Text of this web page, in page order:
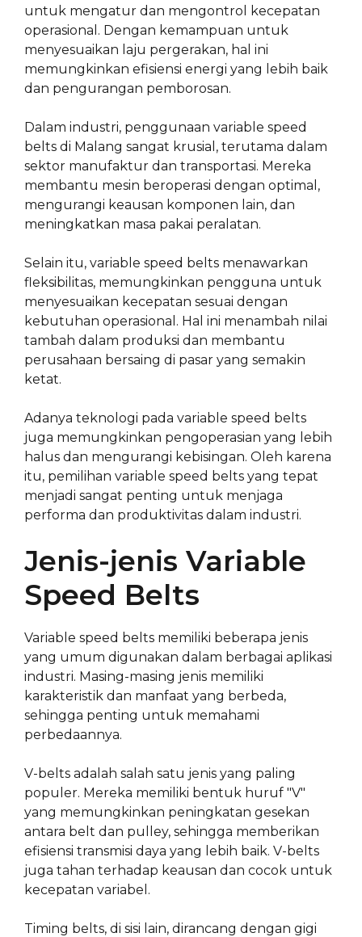
untuk mengatur dan mengontrol kecepatan
operasional. Dengan kemampuan untuk
menyesuaikan laju pergerakan, hal ini
memungkinkan efisiensi energi yang lebih baik
dan pengurangan pemborosan.
Dalam industri, penggunaan variable speed
belts di Malang sangat krusial, terutama dalam
sektor manufaktur dan transportasi. Mereka
membantu mesin beroperasi dengan optimal,
mengurangi keausan komponen lain, dan
meningkatkan masa pakai peralatan.
Selain itu, variable speed belts menawarkan
fleksibilitas, memungkinkan pengguna untuk
menyesuaikan kecepatan sesuai dengan
kebutuhan operasional. Hal ini menambah nilai
tambah dalam produksi dan membantu
perusahaan bersaing di pasar yang semakin
ketat.
Adanya teknologi pada variable speed belts
juga memungkinkan pengoperasian yang lebih
halus dan mengurangi kebisingan. Oleh karena
itu, pemilihan variable speed belts yang tepat
menjadi sangat penting untuk menjaga
performa dan produktivitas dalam industri.
Jenis-jenis Variable
Speed Belts
Variable speed belts memiliki beberapa jenis
yang umum digunakan dalam berbagai aplikasi
industri. Masing-masing jenis memiliki
karakteristik dan manfaat yang berbeda,
sehingga penting untuk memahami
perbedaannya.
V-belts adalah salah satu jenis yang paling
populer. Mereka memiliki bentuk huruf "V"
yang memungkinkan peningkatan gesekan
antara belt dan pulley, sehingga memberikan
efisiensi transmisi daya yang lebih baik. V-belts
juga tahan terhadap keausan dan cocok untuk
kecepatan variabel.
Timing belts, di sisi lain, dirancang dengan gigi